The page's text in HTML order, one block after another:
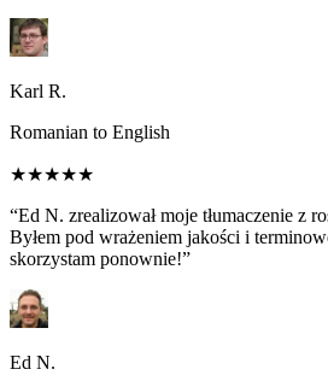
Karl R.
Romanian to English
★★★★★
“Ed N. zrealizował moje tłumaczenie z
Byłem pod wrażeniem jakości i
skorzystam ponownie!”
Ed N.